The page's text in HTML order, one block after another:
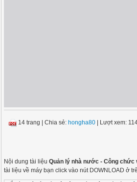
14 trang |Chia sẻ: hongha80 | Lượt xem:
Nội dung tài liệuQuản lý nhà nước - Công chức
tài liệu về máy bạn click vào nút DOWNLOAD ở